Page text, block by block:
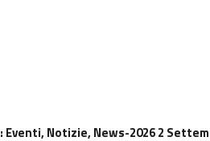
: Eventi, Notizie, News-2026 2